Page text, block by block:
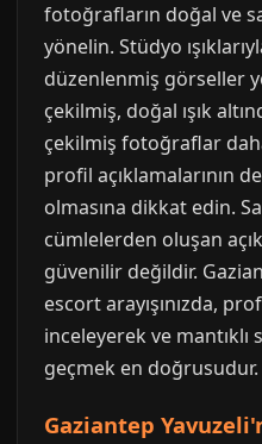
fotoğrafların doğal ve
yönelin. Stüdyo
düzenlenmiş görseller
çekilmiş, doğal ışık
çekilmiş fotoğraflar
profil açıklamalarının
olmasına dikkat edin.
cümlelerden oluşan
güvenilir değildir.
escort arayışınızda,
inceleyerek ve
geçmek en doğrusudur.
Gaziantep